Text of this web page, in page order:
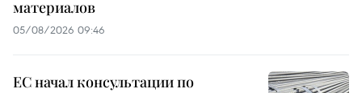
материалов
05/08/2026 09:46
ЕС начал консультации по